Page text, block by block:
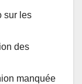
sur les
des
manquée